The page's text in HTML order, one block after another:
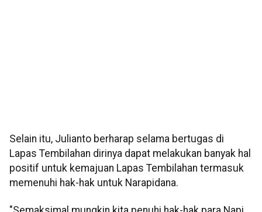
Selain itu, Julianto berharap selama bertugas di
Lapas Tembilahan dirinya dapat melakukan banyak hal
positif untuk kemajuan Lapas Tembilahan termasuk
memenuhi hak-hak untuk Narapidana.